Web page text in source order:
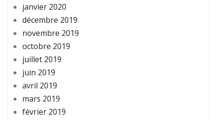
janvier 2020
décembre 2019
novembre 2019
octobre 2019
juillet 2019
juin 2019
avril 2019
mars 2019
février 2019